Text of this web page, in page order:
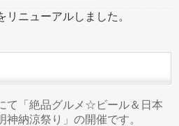
ニューアルしました。
て「絶品グルメ☆ビール＆日本
納涼祭り」の開催です。